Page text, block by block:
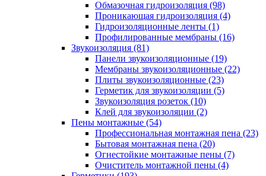
Обмазочная гидроизоляция (98)
Проникающая гидроизоляция (4)
Гидроизоляционные ленты (1)
Профилированные мембраны (16)
Звукоизоляция (81)
Панели звукоизоляционные (19)
Мембраны звукоизоляционные (22)
Плиты звукоизоляционные (23)
Герметик для звукоизоляции (5)
Звукоизоляция розеток (10)
Клей для звукоизоляции (2)
Пены монтажные (54)
Профессиональная монтажная пена (23)
Бытовая монтажная пена (20)
Огнестойкие монтажные пены (7)
Очиститель монтажной пены (4)